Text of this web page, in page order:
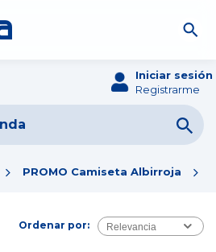
Iniciar sesión
Registrarme
PROMO Camiseta Albirroja
Ordenar por: Relevancia